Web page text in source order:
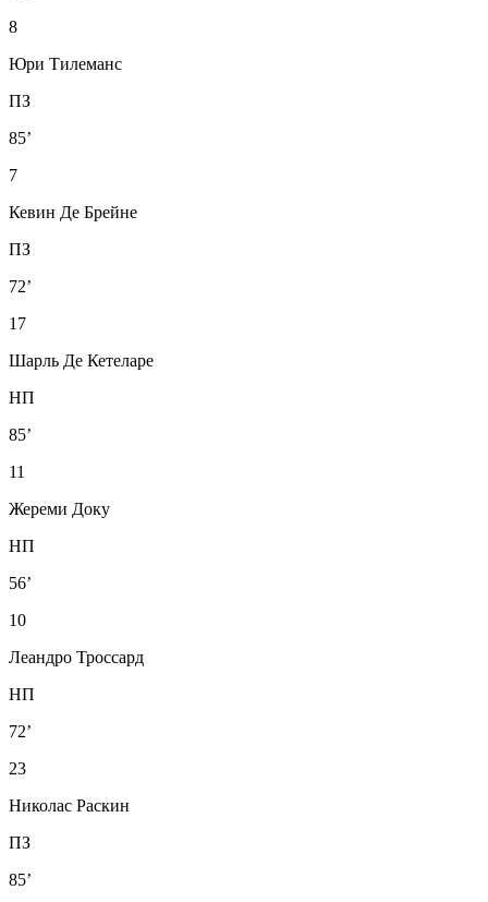
8
Юри Тилеманс
ПЗ
85’
7
Кевин Де Брейне
ПЗ
72’
17
Шарль Де Кетеларе
НП
85’
11
Жереми Доку
НП
56’
10
Леандро Троссард
НП
72’
23
Николас Раскин
ПЗ
85’